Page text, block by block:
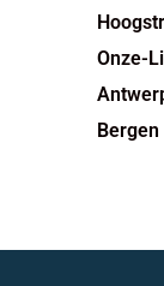
Onze-